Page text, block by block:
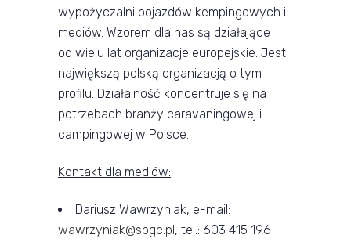
wypożyczalni pojazdów kempingowych i
mediów. Wzorem dla nas są działające
od wielu lat organizacje europejskie. Jest
największą polską organizacją o tym
profilu. Działalność koncentruje się na
potrzebach branży caravaningowej i
campingowej w Polsce.
Kontakt dla mediów:
Dariusz Wawrzyniak, e-mail:
wawrzyniak@spgc.pl, tel.: 603 415 196